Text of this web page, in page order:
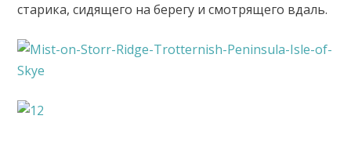
старика, сидящего на берегу и смотрящего вдаль.